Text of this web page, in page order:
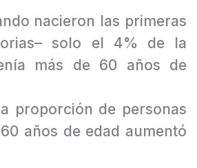
nacieron las primeras
solo el 4% de la
más de 60 años de
proporción de personas
años de edad aumentó